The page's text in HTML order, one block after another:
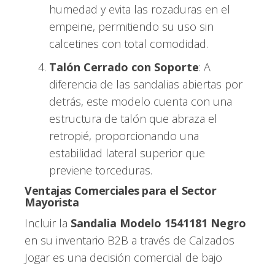
humedad y evita las rozaduras en el
empeine, permitiendo su uso sin
calcetines con total comodidad.
Talón Cerrado con Soporte: A
diferencia de las sandalias abiertas por
detrás, este modelo cuenta con una
estructura de talón que abraza el
retropié, proporcionando una
estabilidad lateral superior que
previene torceduras.
Ventajas Comerciales para el Sector
Mayorista
Incluir la Sandalia Modelo 1541181 Negro
en su inventario B2B a través de Calzados
Jogar es una decisión comercial de bajo